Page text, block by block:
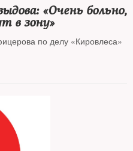
«Очень больно,
в зону»
по делу «Кировлеса»